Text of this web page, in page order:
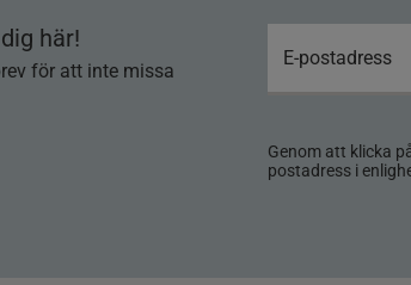
här!
för att inte missa
Genom att klicka
postadress i